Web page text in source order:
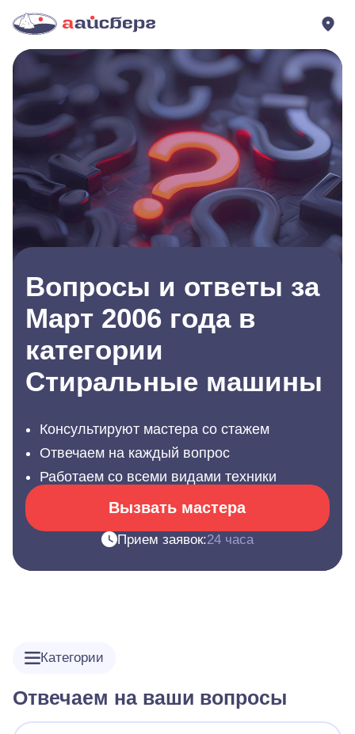
Вопросы и ответы за
Март 2006 года в
категории
Стиральные машины
Консультируют мастера со стажем
Отвечаем на каждый вопрос
Работаем со всеми видами техники
Вызвать мастера
Прием заявок:24 часа
Категории
Отвечаем на ваши вопросы